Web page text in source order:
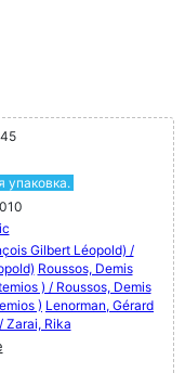
упаковка.
Gilbert Léopold) /
Roussos, Demis
) / Roussos, Demis
) Lenorman, Gérard
Zarai, Rika